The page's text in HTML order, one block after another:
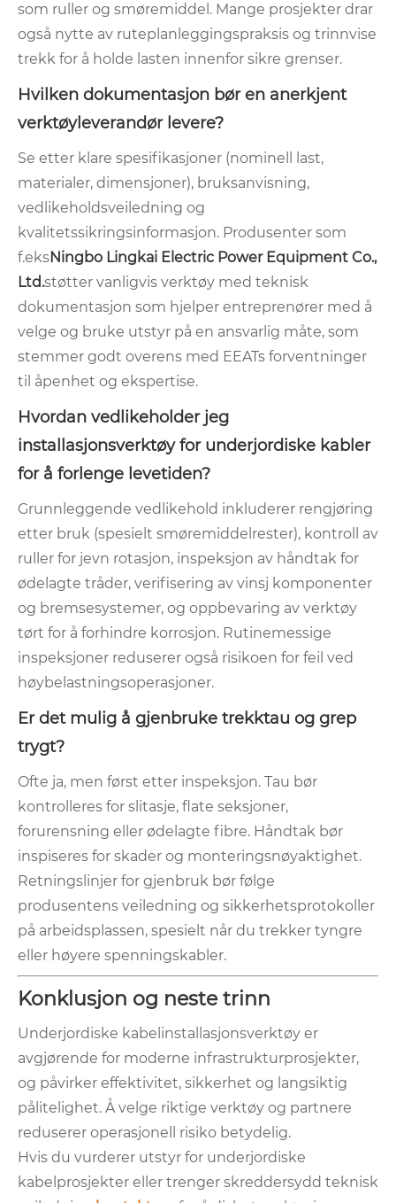
som ruller og smøremiddel. Mange prosjekter drar
også nytte av ruteplanleggingspraksis og trinnvise
trekk for å holde lasten innenfor sikre grenser.
Hvilken dokumentasjon bør en anerkjent
verktøyleverandør levere?
Se etter klare spesifikasjoner (nominell last,
materialer, dimensjoner), bruksanvisning,
vedlikeholdsveiledning og
kvalitetssikringsinformasjon. Produsenter som
f.eksNingbo Lingkai Electric Power Equipment Co.,
Ltd.støtter vanligvis verktøy med teknisk
dokumentasjon som hjelper entreprenører med å
velge og bruke utstyr på en ansvarlig måte, som
stemmer godt overens med EEATs forventninger
til åpenhet og ekspertise.
Hvordan vedlikeholder jeg
installasjonsverktøy for underjordiske kabler
for å forlenge levetiden?
Grunnleggende vedlikehold inkluderer rengjøring
etter bruk (spesielt smøremiddelrester), kontroll av
ruller for jevn rotasjon, inspeksjon av håndtak for
ødelagte tråder, verifisering av vinsj komponenter
og bremsesystemer, og oppbevaring av verktøy
tørt for å forhindre korrosjon. Rutinemessige
inspeksjoner reduserer også risikoen for feil ved
høybelastningsoperasjoner.
Er det mulig å gjenbruke trekktau og grep
trygt?
Ofte ja, men først etter inspeksjon. Tau bør
kontrolleres for slitasje, flate seksjoner,
forurensning eller ødelagte fibre. Håndtak bør
inspiseres for skader og monteringsnøyaktighet.
Retningslinjer for gjenbruk bør følge
produsentens veiledning og sikkerhetsprotokoller
på arbeidsplassen, spesielt når du trekker tyngre
eller høyere spenningskabler.
Konklusjon og neste trinn
Underjordiske kabelinstallasjonsverktøy er
avgjørende for moderne infrastrukturprosjekter,
og påvirker effektivitet, sikkerhet og langsiktig
pålitelighet. Å velge riktige verktøy og partnere
reduserer operasjonell risiko betydelig.
Hvis du vurderer utstyr for underjordiske
kabelprosjekter eller trenger skreddersydd teknisk